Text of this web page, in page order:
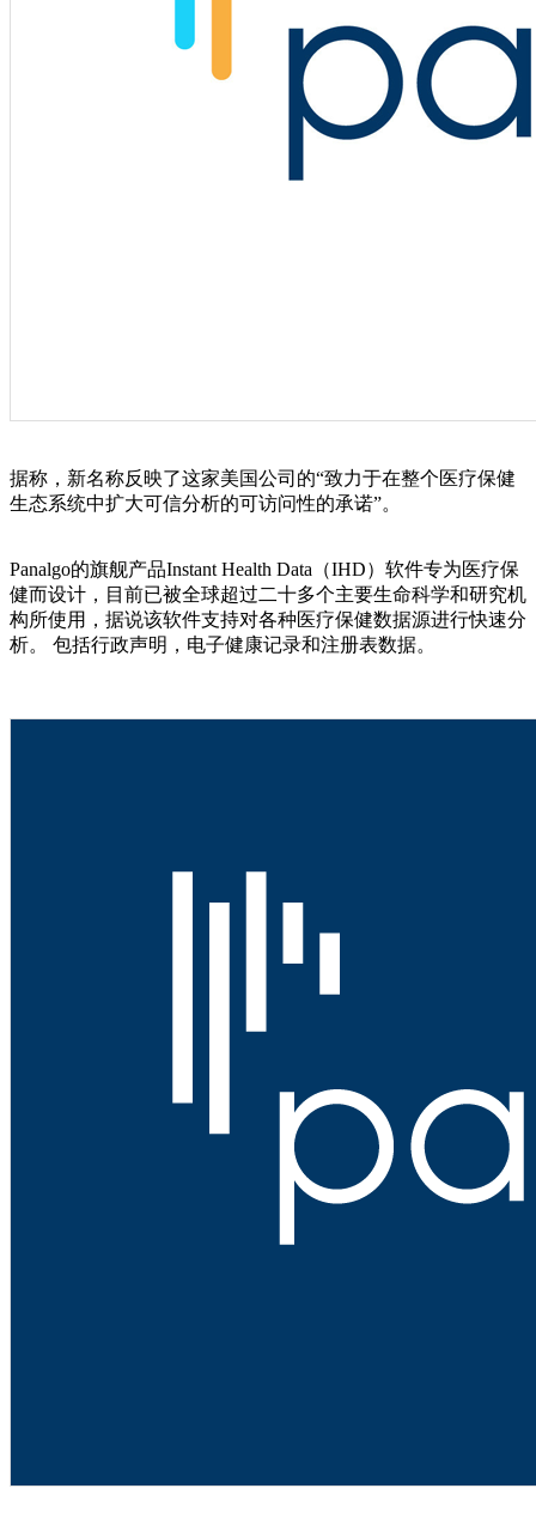
据称，新名称反映了这家美国公司的“致力于在整个医疗保健
生态系统中扩大可信分析的可访问性的承诺”。
Panalgo的旗舰产品Instant Health Data（IHD）软件专为医疗保
健而设计，目前已被全球超过二十多个主要生命科学和研究机
构所使用，据说该软件支持对各种医疗保健数据源进行快速分
析。 包括行政声明，电子健康记录和注册表数据。